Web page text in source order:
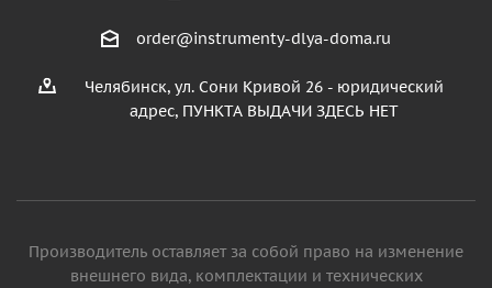
order@instrumenty-dlya-doma.ru
Челябинск, ул. Сони Кривой 26 - юридический
адрес, ПУНКТА ВЫДАЧИ ЗДЕСЬ НЕТ
Производитель оставляет за собой право на изменение
внешнего вида, комплектации и технических